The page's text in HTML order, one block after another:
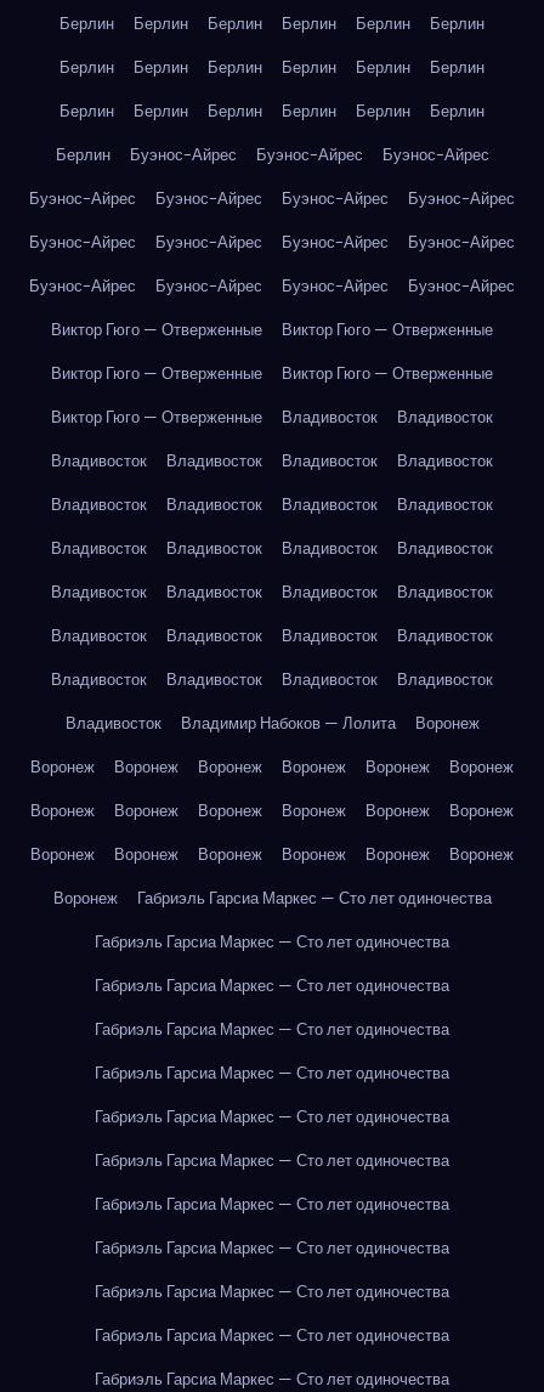
Берлин Берлин Берлин Берлин Берлин
Берлин
Берлин
Берлин Берлин Берлин Берлин
Берлин
Берлин
Берлин Берлин Берлин Берлин
Берлин
Берлин
Буэнос-Айрес Буэнос-Айрес
Буэнос-Айрес
Буэнос-Айрес
Буэнос-Айрес Буэнос-Айрес
Буэнос-Айрес
Буэнос-Айрес
Буэнос-Айрес Буэнос-Айрес
Буэнос-Айрес
Буэнос-Айрес
Буэнос-Айрес Буэнос-Айрес
Буэнос-Айрес
Виктор Гюго — Отверженные
Виктор Гюго — Отверженные
Виктор Гюго — Отверженные
Виктор Гюго — Отверженные
Виктор Гюго — Отверженные
Владивосток
Владивосток
Владивосток
Владивосток Владивосток
Владивосток
Владивосток
Владивосток Владивосток
Владивосток
Владивосток
Владивосток Владивосток
Владивосток
Владивосток
Владивосток Владивосток
Владивосток
Владивосток
Владивосток Владивосток
Владивосток
Владивосток
Владивосток Владивосток
Владивосток
Владивосток
Владимир Набоков — Лолита
Воронеж
Воронеж
Воронеж Воронеж Воронеж Воронеж
Воронеж
Воронеж
Воронеж Воронеж Воронеж Воронеж
Воронеж
Воронеж
Воронеж Воронеж Воронеж Воронеж
Воронеж
Воронеж
Габриэль Гарсиа Маркес — Сто лет одиночества
Габриэль Гарсиа Маркес — Сто лет одиночества
Габриэль Гарсиа Маркес — Сто лет одиночества
Габриэль Гарсиа Маркес — Сто лет одиночества
Габриэль Гарсиа Маркес — Сто лет одиночества
Габриэль Гарсиа Маркес — Сто лет одиночества
Габриэль Гарсиа Маркес — Сто лет одиночества
Габриэль Гарсиа Маркес — Сто лет одиночества
Габриэль Гарсиа Маркес — Сто лет одиночества
Габриэль Гарсиа Маркес — Сто лет одиночества
Габриэль Гарсиа Маркес — Сто лет одиночества
Габриэль Гарсиа Маркес — Сто лет одиночества